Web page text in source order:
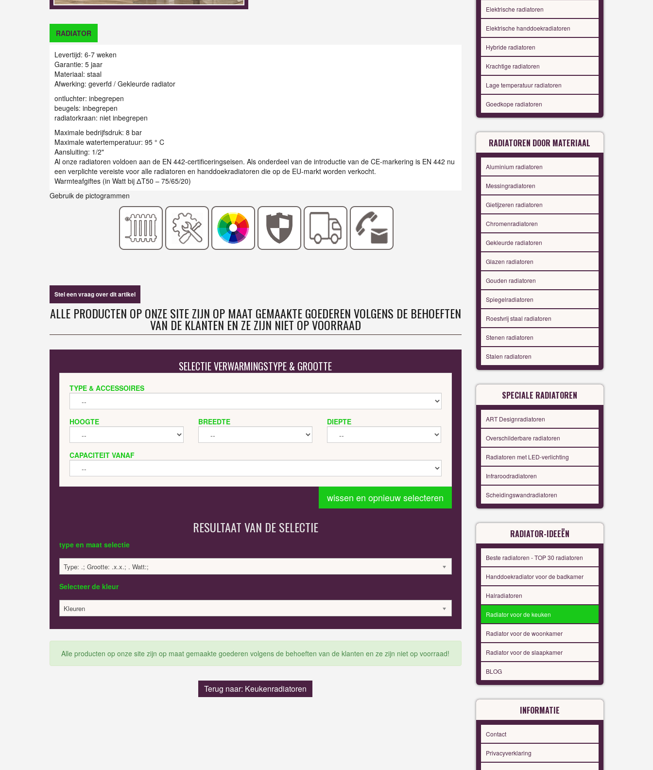
RADIATOR
Levertijd: 6-7 weken
Garantie: 5 jaar
Materiaal: staal
Afwerking: geverfd / Gekleurde radiator
ontluchter: inbegrepen
beugels: inbegrepen
radiatorkraan: niet inbegrepen
Maximale bedrijfsdruk: 8 bar
Maximale watertemperatuur: 95 ° C
Aansluiting: 1/2"
Al onze radiatoren voldoen aan de EN 442-certificeringseisen. Als onderdeel van de introductie van de CE-markering is EN 442 nu
een verplichte vereiste voor alle radiatoren en handdoekradiatoren die op de EU-markt worden verkocht.
Warmteafgiftes (in Watt bij ΔT50 – 75/65/20)
Gebruik de pictogrammen
Stel een vraag over dit artikel
ALLE PRODUCTEN OP ONZE SITE ZIJN OP MAAT GEMAAKTE GOEDEREN VOLGENS DE BEHOEFTEN
VAN DE KLANTEN EN ZE ZIJN NIET OP VOORRAAD
SELECTIE VERWARMINGSTYPE & GROOTTE
TYPE & ACCESSOIRES
HOOGTE BREEDTE DIEPTE
CAPACITEIT VANAF
wissen en opnieuw selecteren
RESULTAAT VAN DE SELECTIE
type en maat selectie
Type: .; Grootte: .x.x.; . Watt:;
Selecteer de kleur
Kleuren
Alle producten op onze site zijn op maat gemaakte goederen volgens de behoeften van de klanten en ze zijn niet op voorraad!
Terug naar: Keukenradiatoren
Elektrische radiatoren
Elektrische handdoekradiatoren
Hybride radiatoren
Krachtige radiatoren
Lage temperatuur radiatoren
Goedkope radiatoren
RADIATOREN DOOR MATERIAAL
Aluminium radiatoren
Messingradiatoren
Gietijzeren radiatoren
Chromenradiatoren
Gekleurde radiatoren
Glazen radiatoren
Gouden radiatoren
Spiegelradiatoren
Roestvrij staal radiatoren
Stenen radiatoren
Stalen radiatoren
SPECIALE RADIATOREN
ART Designradiatoren
Overschilderbare radiatoren
Radiatoren met LED-verlichting
Infraroodradiatoren
Scheidingswandradiatoren
RADIATOR-IDEEËN
Beste radiatoren - TOP 30 radiatoren
Handdoekradiator voor de badkamer
Halradiatoren
Radiator voor de keuken
Radiator voor de woonkamer
Radiator voor de slaapkamer
BLOG
INFORMATIE
Contact
Privacyverklaring